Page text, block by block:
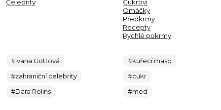
Celebrity
#Ivana Gottová
#zahraniční celebrity
#Dara Rolins
Cukroví
Omáčky
Předkrmy
Recepty
Rychlé pokrmy
#kuřecí maso
#cukr
#med